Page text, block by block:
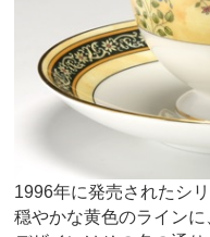
1996年に発売されたシリ
穏やかな黄色のライン